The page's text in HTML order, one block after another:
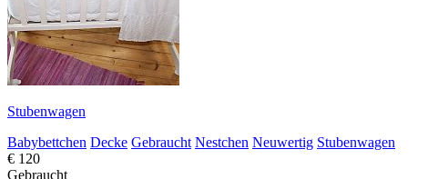
Stubenwagen
Babybettchen Decke Gebraucht Nestchen Neuwertig Stubenwagen
€ 120
Gebraucht